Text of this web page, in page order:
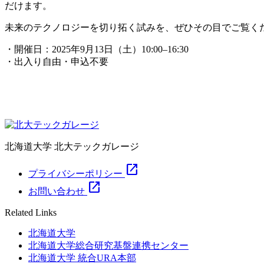
だけます。
未来のテクノロジーを切り拓く試みを、ぜひその目でご覧く
・開催日：2025年9月13日（土）10:00–16:30
・出入り自由・申込不要
北海道大学 北大テックガレージ
プライバシーポリシー open_in_new
お問い合わせ open_in_new
Related Links
北海道大学
北海道大学総合研究基盤連携センター
北海道大学 統合URA本部